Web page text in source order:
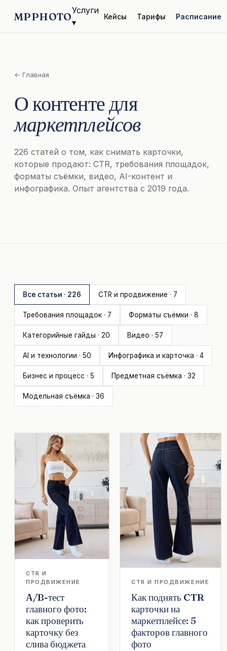
MPPHOTOУслуги
▾
Кейсы Тарифы Расписание
← Главная
О контенте для
маркетплейсов
226 статей о том, как снимать карточки,
которые продают: CTR, требования площадок,
форматы съёмки, видео, AI-контент и
инфографика. Опыт агентства с 2019 года.
Все статьи · 226 CTR и продвижение · 7
Требования площадок · 7 Форматы съёмки · 8
Категорийные гайды · 20 Видео · 57
AI и технологии · 50 Инфографика и карточка · 4
Бизнес и процесс · 5 Предметная съёмка · 32
Модельная съёмка · 36
CTR И
ПРОДВИЖЕНИЕ
A/B-тест
главного фото:
как проверить
карточку без
слива бюджета
CTR И ПРОДВИЖЕНИЕ
Как поднять CTR
карточки на
маркетплейсе: 5
факторов главного
фото